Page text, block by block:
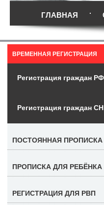
ГЛАВНАЯ
ВРЕМЕННАЯ РЕГИСТРАЦИЯ
Регистрация граждан РФ
Регистрация граждан
ПОСТОЯННАЯ ПРОПИСКА
ПРОПИСКА ДЛЯ РЕБЁНКА
РЕГИСТРАЦИЯ ДЛЯ РВП